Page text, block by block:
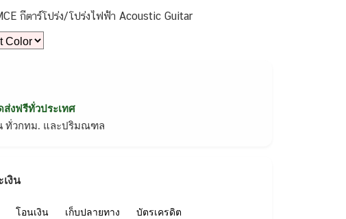
กีตาร์โปร่ง/โปร่งไฟฟ้า Acoustic Guitar
งฟรีทั่วประเทศ
ทั่วกทม. และปริมณฑล
งิน
โอนเงิน เก็บปลายทาง บัตรเครดิต